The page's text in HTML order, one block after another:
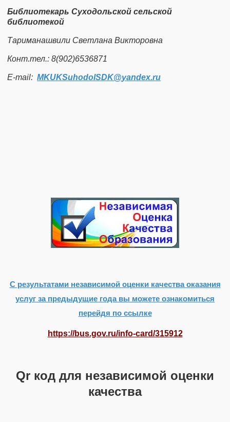
Библиотекарь Суходольской сельской
библиотекой
Тариманашвили Светлана Викторовна
Конт.тел.: 8(902)6536871
Е-mail: MKUKSuhodolSDK​@​yandex.ru
С результатами независимой оценки качества оказания
услуг за предыдущие года вы можете ознакомиться
перейдя по ссылке
https://bus.gov.ru/info-card/315912
Qr код для независимой оценки
качества